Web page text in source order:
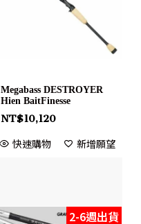
Megabass DESTROYER
Hien BaitFinesse
NT$10,120
快速購物 新增願望
2-6週出貨